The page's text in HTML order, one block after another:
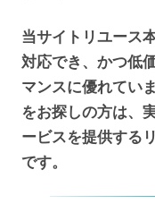
当サイトリユース
対応でき、かつ低
マンスに優れてい
をお探しの方は、
ービスを提供する
です。